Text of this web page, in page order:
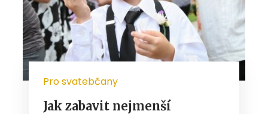
Pro svatebčany
Jak zabavit nejmenší